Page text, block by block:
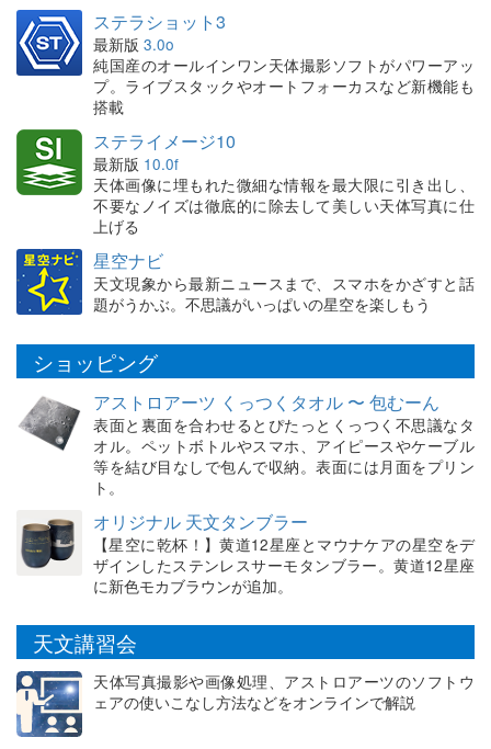
ステラショット3
最新版 3.0o
純国産のオールインワン天体撮影ソフトがパワーアッ
プ。ライブスタックやオートフォーカスなど新機能も
搭載
ステライメージ10
最新版 10.0f
天体画像に埋もれた微細な情報を最大限に引き出し、
不要なノイズは徹底的に除去して美しい天体写真に仕
上げる
星空ナビ
天文現象から最新ニュースまで、スマホをかざすと話
題がうかぶ。不思議がいっぱいの星空を楽しもう
ショッピング
アストロアーツ くっつくタオル 〜 包むーん
表面と裏面を合わせるとぴたっとくっつく不思議なタ
オル。ペットボトルやスマホ、アイピースやケーブル
等を結び目なしで包んで収納。表面には月面をプリン
ト。
オリジナル 天文タンブラー
【星空に乾杯！】黄道12星座とマウナケアの星空をデ
ザインしたステンレスサーモタンブラー。黄道12星座
に新色モカブラウンが追加。
天文講習会
天体写真撮影や画像処理、アストロアーツのソフトウ
ェアの使いこなし方法などをオンラインで解説